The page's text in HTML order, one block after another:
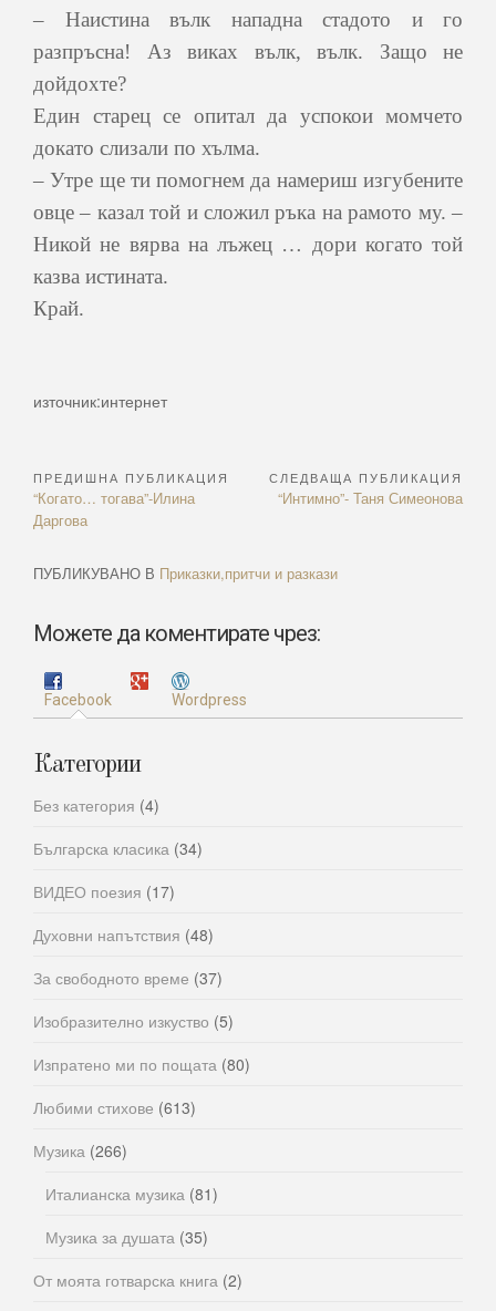
– Наистина вълк нападна стадото и го
разпръсна! Аз виках вълк, вълк. Защо не
дойдохте?
Един старец се опитал да успокои момчето
докато слизали по хълма.
– Утре ще ти помогнем да намериш изгубените
овце – казал той и сложил ръка на рамото му. –
Никой не вярва на лъжец … дори когато той
казва истината.
Край.
източник:интернет
Навигация
ПРЕДИШНА ПУБЛИКАЦИЯ
Previous
Article:
“Когато… тогава”-Илина
Даргова
СЛЕДВАЩА ПУБЛИКАЦИЯ
Next
“Интимно”- Таня Симеонова
ПУБЛИКУВАНО В Приказки,притчи и разкази
Можете да коментирате чрез:
Facebook Wordpress
Категории
Без категория (4)
Българска класика (34)
ВИДЕО поезия (17)
Духовни напътствия (48)
За свободното време (37)
Изобразително изкуство (5)
Изпратено ми по пощата (80)
Любими стихове (613)
Музика (266)
Италианска музика (81)
Музика за душата (35)
От моята готварска книга (2)